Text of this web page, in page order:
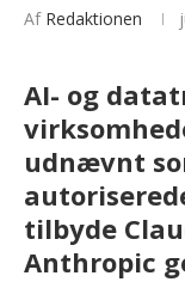
Af Redaktionen
AI- og
udnævnt
tilbyde
Anthropic